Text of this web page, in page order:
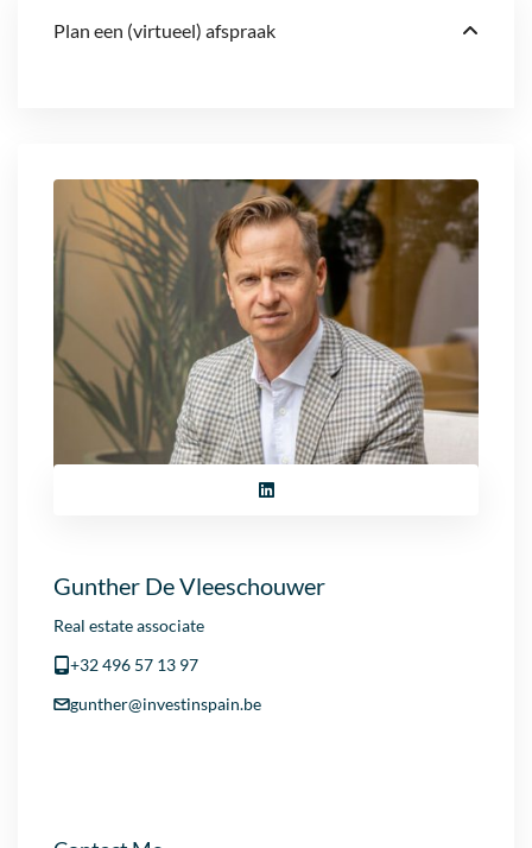
Plan een (virtueel) afspraak
Gunther De Vleeschouwer
Real estate associate
+32 496 57 13 97
gunther@investinspain.be